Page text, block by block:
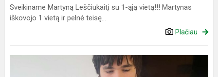
Sveikiname Martyną Leščiukaitį su 1-ąją vietą!!! Martynas
iškovojo 1 vietą ir pelnė teisę...
Plačiau